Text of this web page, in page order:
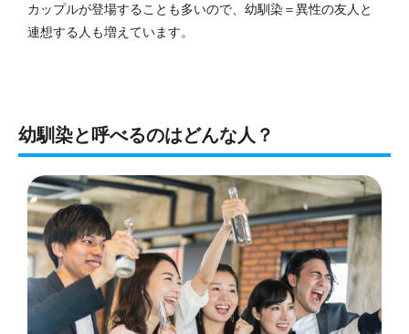
カップルが登場することも多いので、幼馴染＝異性の友人と
連想する人も増えています。
幼馴染と呼べるのはどんな人？